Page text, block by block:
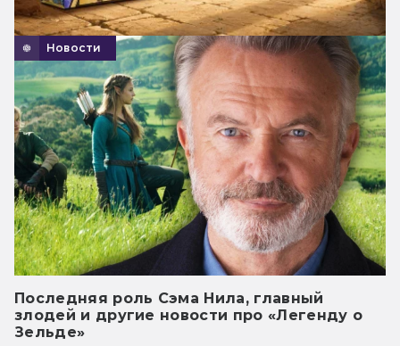
Новости
Последняя роль Сэма Нила, главный
злодей и другие новости про «Легенду о
Зельде»